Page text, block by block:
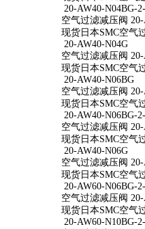
20-AW40-N04BG-
空气过滤减压阀
现货日本SMC空气
20-AW40-N04G
空气过滤减压阀
现货日本SMC空气
20-AW40-N06BG
空气过滤减压阀
现货日本SMC空气
20-AW40-N06BG-
空气过滤减压阀
现货日本SMC空气
20-AW40-N06G
空气过滤减压阀
现货日本SMC空气
20-AW60-N06BG-
空气过滤减压阀
现货日本SMC空气
20-AW60-N10BG-